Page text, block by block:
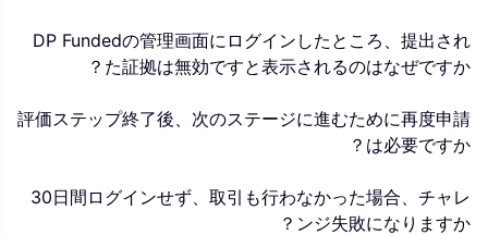
DP Fundedの管理画面にログインしたところ、提出され
た証拠は無効ですと表示されるのはなぜですか？
評価ステップ終了後、次のステージに進むために再度申請
は必要ですか？
30日間ログインせず、取引も行わなかった場合、チャレ
ンジ失敗になりますか？